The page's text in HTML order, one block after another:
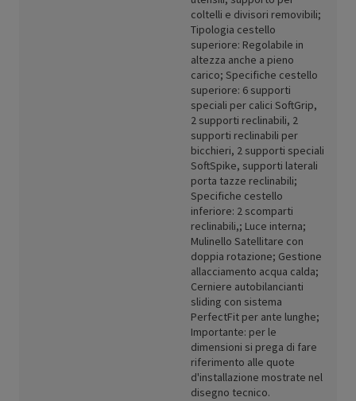
coltelli e divisori removibili;
Tipologia cestello
superiore: Regolabile in
altezza anche a pieno
carico; Specifiche cestello
superiore: 6 supporti
speciali per calici SoftGrip,
2 supporti reclinabili, 2
supporti reclinabili per
bicchieri, 2 supporti speciali
SoftSpike, supporti laterali
porta tazze reclinabili;
Specifiche cestello
inferiore: 2 scomparti
reclinabili,; Luce interna;
Mulinello Satellitare con
doppia rotazione; Gestione
allacciamento acqua calda;
Cerniere autobilancianti
sliding con sistema
PerfectFit per ante lunghe;
Importante: per le
dimensioni si prega di fare
riferimento alle quote
d'installazione mostrate nel
disegno tecnico.